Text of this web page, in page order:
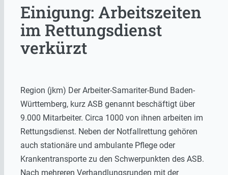
Einigung: Arbeitszeiten
im Rettungsdienst
verkürzt
Region (jkm) Der Arbeiter-Samariter-Bund Baden-
Württemberg, kurz ASB genannt beschäftigt über
9.000 Mitarbeiter. Circa 1000 von ihnen arbeiten im
Rettungsdienst. Neben der Notfallrettung gehören
auch stationäre und ambulante Pflege oder
Krankentransporte zu den Schwerpunkten des ASB.
Nach mehreren Verhandlungsrunden mit der